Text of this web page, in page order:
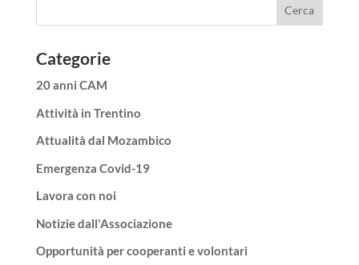
Categorie
20 anni CAM
Attività in Trentino
Attualità dal Mozambico
Emergenza Covid-19
Lavora con noi
Notizie dall'Associazione
Opportunità per cooperanti e volontari